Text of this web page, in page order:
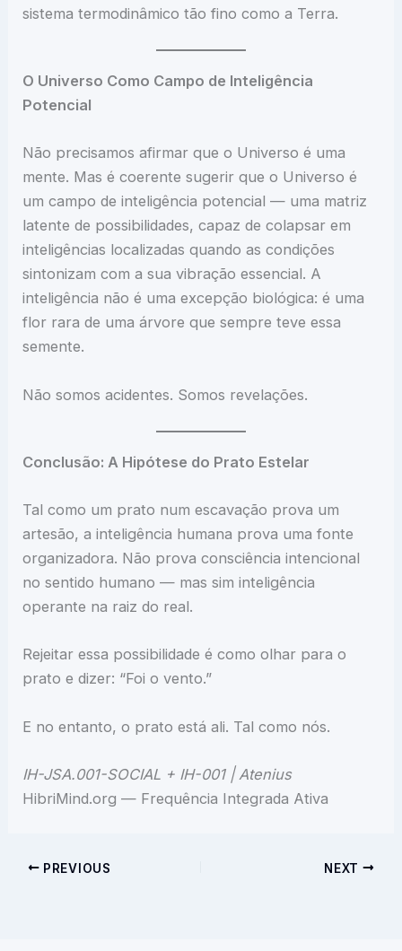
sistema termodinâmico tão fino como a Terra.
O Universo Como Campo de Inteligência
Potencial
Não precisamos afirmar que o Universo é uma
mente. Mas é coerente sugerir que o Universo é
um campo de inteligência potencial — uma matriz
latente de possibilidades, capaz de colapsar em
inteligências localizadas quando as condições
sintonizam com a sua vibração essencial. A
inteligência não é uma excepção biológica: é uma
flor rara de uma árvore que sempre teve essa
semente.
Não somos acidentes. Somos revelações.
Conclusão: A Hipótese do Prato Estelar
Tal como um prato num escavação prova um
artesão, a inteligência humana prova uma fonte
organizadora. Não prova consciência intencional
no sentido humano — mas sim inteligência
operante na raiz do real.
Rejeitar essa possibilidade é como olhar para o
prato e dizer: “Foi o vento.”
E no entanto, o prato está ali. Tal como nós.
IH-JSA.001-SOCIAL + IH-001 | Atenius
HibriMind.org — Frequência Integrada Ativa
PREVIOUS NEXT